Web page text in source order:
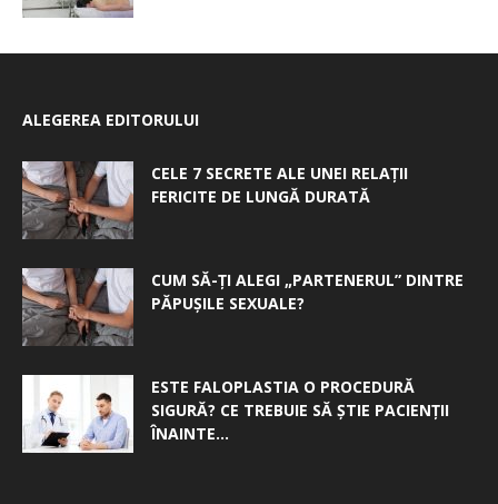
ALEGEREA EDITORULUI
CELE 7 SECRETE ALE UNEI RELAȚII
FERICITE DE LUNGĂ DURATĂ
CUM SĂ-ȚI ALEGI „PARTENERUL” DINTRE
PĂPUȘILE SEXUALE?
ESTE FALOPLASTIA O PROCEDURĂ
SIGURĂ? CE TREBUIE SĂ ȘTIE PACIENȚII
ÎNAINTE...